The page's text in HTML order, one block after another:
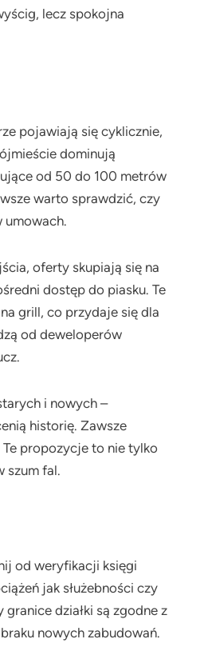
lecz spokojna
pojawiają się cyklicznie,
dominują
od 50 do 100 metrów
warto sprawdzić, czy
umowach.
oferty skupiają się na
dostęp do piasku. Te
grill, co przydaje się dla
od deweloperów
i nowych –
historię. Zawsze
propozycje to nie tylko
szum fal.
od weryfikacji księgi
jak służebności czy
działki są zgodne z
nowych zabudowań.